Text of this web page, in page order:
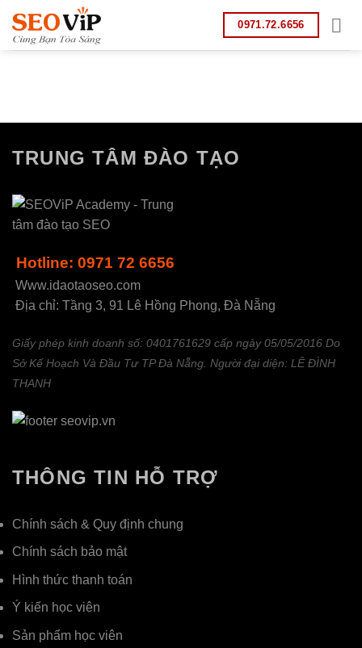
qua
nội
0971.72.6656
TRUNG TÂM ĐÀO TẠO
Hotline: 0971 72 6656
Www.idaotaoseo.com
Địa chỉ: Tầng 3, 91 Lê Hồng Phong, Đà Nẵng
Giấy phép kinh doanh số: 0401761629 cấp ngày 05/05/2016 Do
Sở Kế Hoạch Và Đầu Tư TP Đà Nẵng. Người đại diện: LÊ ĐÌNH
THANH
THÔNG TIN HỖ TRỢ
Chính sách & Quy định chung
Chính sách bảo mật
Hình thức thanh toán
Ý kiến học viên
Sản phẩm học viên